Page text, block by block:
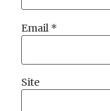
Email *
Site